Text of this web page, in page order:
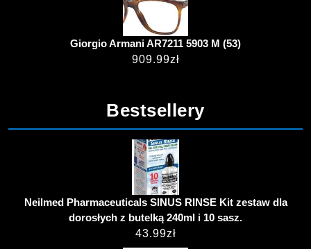
Giorgio Armani AR7211 5903 M (53)
909.99zł
Bestsellery
Neilmed Pharmaceuticals SINUS RINSE Kit zestaw dla
dorosłych z butelką 240ml i 10 sasz.
43.99zł